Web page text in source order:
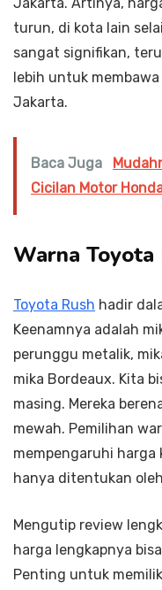
turun, di kota lain
sangat signifikan,
lebih untuk
Jakarta.
Baca Juga
Cicilan Motor
Warna Toyota
Toyota Rush hadir
Keenamnya adalah
perunggu metalik,
mika Bordeaux. Kita
masing. Mereka
mewah. Pemilihan
mempengaruhi
hanya ditentukan
Mengutip review
harga lengkapnya
Penting untuk